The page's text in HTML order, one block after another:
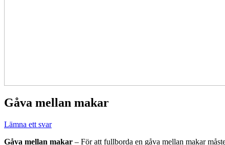
Gåva mellan makar
Lämna ett svar
Gåva mellan makar – För att fullborda en gåva mellan makar